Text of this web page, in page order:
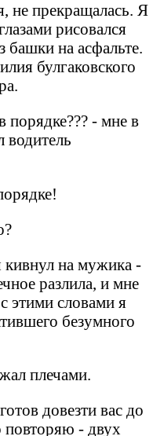
не прекращалась. Я
рисовался
башки на асфальте.
булгаковского
порядке??? - мне в
водитель
на мужика -
разлила, и мне
этими словами я
безумного
плечами.
довезти вас до
- двух